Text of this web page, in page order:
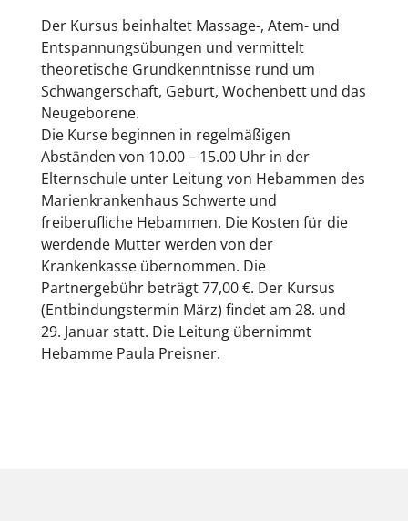
Der Kursus beinhaltet Massage-, Atem- und
Entspannungsübungen und vermittelt
theoretische Grundkenntnisse rund um
Schwangerschaft, Geburt, Wochenbett und das
Neugeborene.
Die Kurse beginnen in regelmäßigen
Abständen von 10.00 – 15.00 Uhr in der
Elternschule unter Leitung von Hebammen des
Marienkrankenhaus Schwerte und
freiberufliche Hebammen. Die Kosten für die
werdende Mutter werden von der
Krankenkasse übernommen. Die
Partnergebühr beträgt 77,00 €. Der Kursus
(Entbindungstermin März) findet am 28. und
29. Januar statt. Die Leitung übernimmt
Hebamme Paula Preisner.